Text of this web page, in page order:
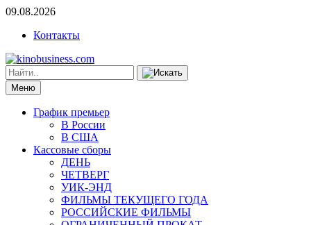
09.08.2026
Контакты
Меню
График премьер
В России
В США
Кассовые сборы
ДЕНЬ
ЧЕТВЕРГ
УИК-ЭНД
ФИЛЬМЫ ТЕКУЩЕГО ГОДА
РОССИЙСКИЕ ФИЛЬМЫ